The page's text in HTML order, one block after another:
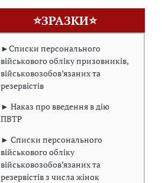
⭐ЗРАЗКИ⭐
►Списки персонального
військового обліку призовників,
військовозобов’язаних та
резервістів
► Наказ про введення в дію
ПВТР
► Списки персонального
військового обліку
військовозобов’язаних та
резервістів з числа жінок